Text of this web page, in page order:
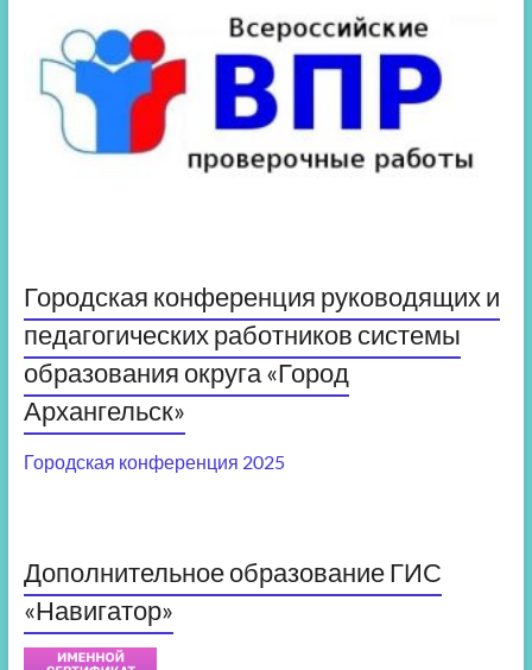
Городская конференция руководящих и
педагогических работников системы
образования округа «Город
Архангельск»
Городская конференция 2025
Дополнительное образование ГИС
«Навигатор»